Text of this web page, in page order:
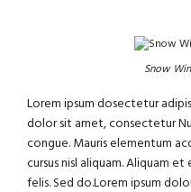
Snow
Lorem ipsum dosectetur
dolor sit amet, consectetur
congue. Mauris elementum
cursus nisl aliquam. Aliquam
felis. Sed do.Lorem ipsum